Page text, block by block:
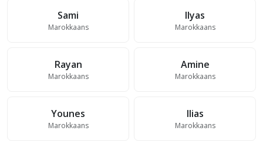
Sami
Marokkaans
Ilyas
Marokkaans
Rayan
Marokkaans
Amine
Marokkaans
Younes
Marokkaans
Ilias
Marokkaans